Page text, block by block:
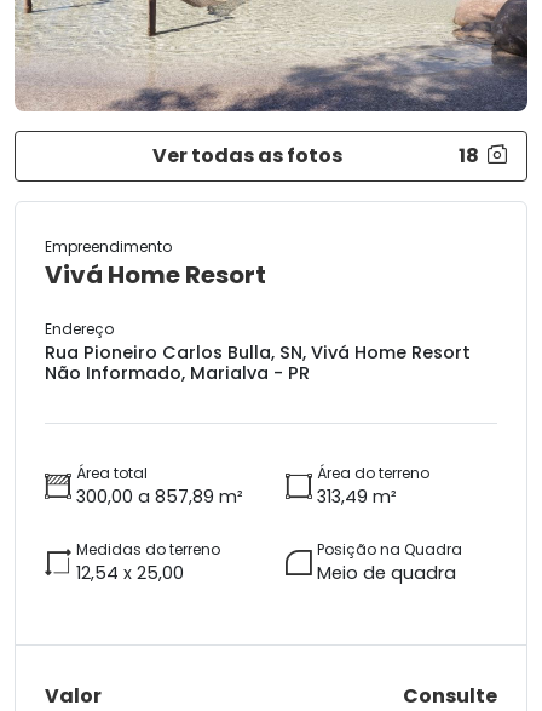
Ver todas as fotos 18
Empreendimento
Vivá Home Resort
Endereço
Rua Pioneiro Carlos Bulla, SN, Vivá Home Resort
Não Informado, Marialva - PR
Área total
300,00 a 857,89 m²
Área do terreno
313,49 m²
Medidas do terreno
12,54 x 25,00
Posição na Quadra
Meio de quadra
Valor Consulte